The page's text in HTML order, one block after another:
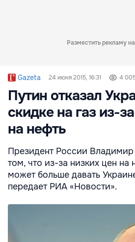
Разместить рекламу
Gazeta 24 июня 2015, 16:31 4
Путин отказал
скидке на газ из-
на нефть
Президент России Владимир
том, что из-за низких цен на
может больше давать
передает РИА «Новости».